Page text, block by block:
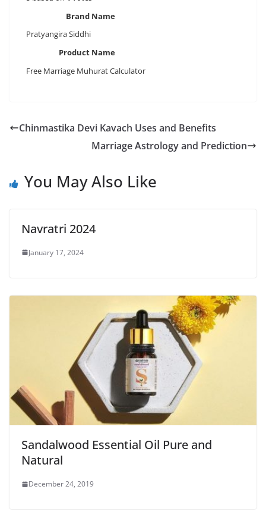
Brand Name
Pratyangira Siddhi
Product Name
Free Marriage Muhurat Calculator
Chinmastika Devi Kavach Uses and Benefits
Marriage Astrology and Prediction
You May Also Like
Navratri 2024
January 17, 2024
Sandalwood Essential Oil Pure and
Natural
December 24, 2019